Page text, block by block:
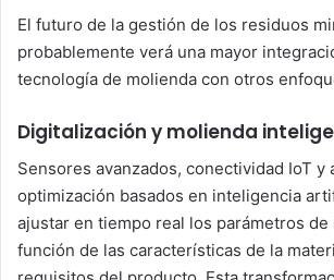
El futuro de la gestión de los residuos
probablemente verá una mayor
tecnología de molienda con otros
Digitalización y molienda
Sensores avanzados, conectividad IoT y
optimización basados en inteligencia
ajustar en tiempo real los parámetros de
función de las características de la